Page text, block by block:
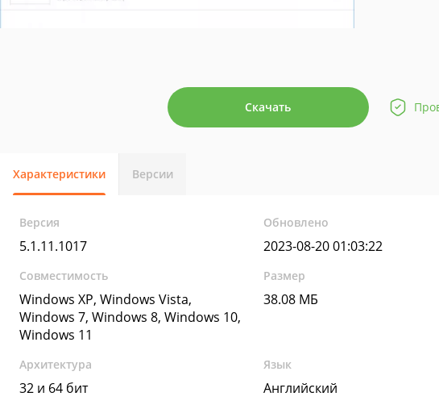
Скачать
Характеристики Версии
Версия
5.1.11.1017
Обновлено
2023-08-20 01:03:22
Совместимость
Windows XP, Windows Vista,
Windows 7, Windows 8, Windows 10,
Windows 11
Размер
38.08 МБ
Архитектура
32 и 64 бит
Язык
Английский